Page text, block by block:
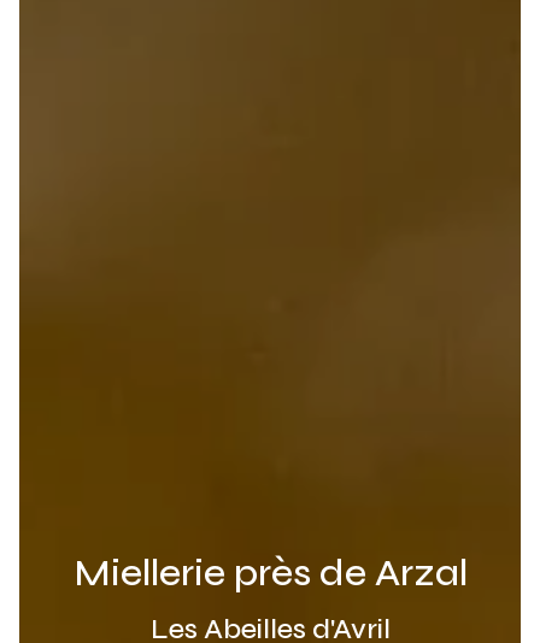
Miellerie près de Arzal
Les Abeilles d'Avril